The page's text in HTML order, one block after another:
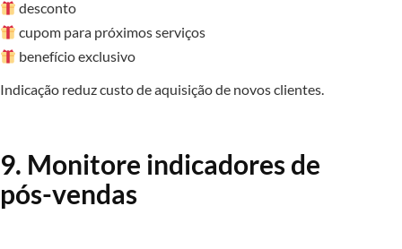
desconto
cupom para próximos serviços
benefício exclusivo
Indicação reduz custo de aquisição de novos clientes.
9. Monitore indicadores de
pós-vendas